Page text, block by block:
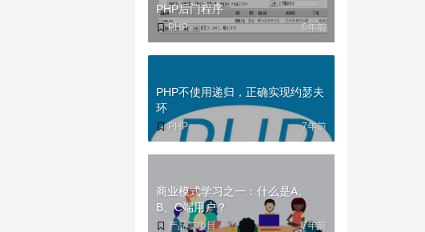
PHP后门程序
PHP 6年前
PHP不使用递归，正确实现约瑟夫
环
PHP 7年前
商业模式学习之一：什么是A、
B、C端用户？
产品与项目 7年前